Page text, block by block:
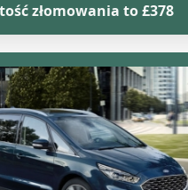
złomowania to £378